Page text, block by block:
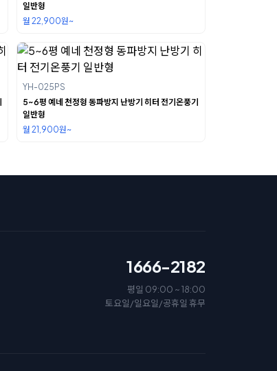
일반형
월 22,900원~
YH-025PS
5~6평 예네 천정형 동파방지 난방기 히터 전기온풍기
일반형
월 21,900원~
1666-2182
평일 09:00 ~ 18:00
토요일/일요일/공휴일 휴무